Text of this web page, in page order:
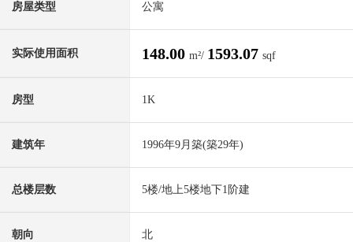
房屋类型 公寓
实际使用面积 148.00 m²/ 1593.07 sqf
房型 1K
建筑年 1996年9月築(築29年)
总楼层数 5楼/地上5楼地下1阶建
朝向 北